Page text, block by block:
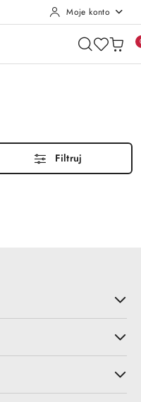
Moje konto
Filtruj